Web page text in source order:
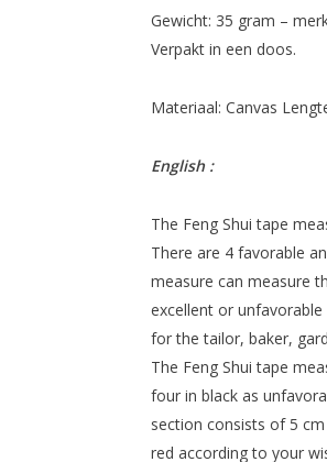
Gewicht: 35 gram –
Verpakt in een doos.
Materiaal: Canvas
English :
The Feng Shui tape
There are 4 favorable
measure can measure
excellent or
for the tailor, baker,
The Feng Shui tape
four in black as
section consists of 5
red according to your